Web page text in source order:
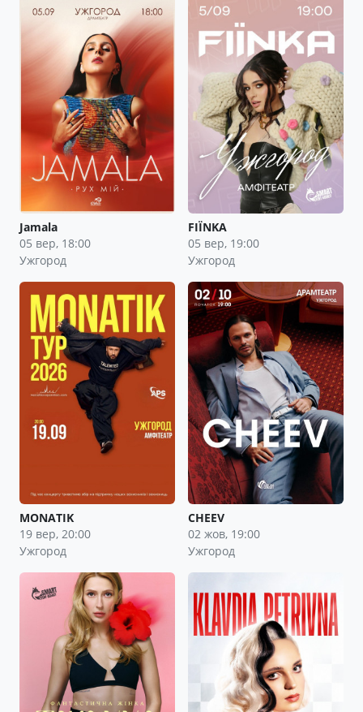
Jamala
05 вер, 18:00
Ужгород
FIЇNKA
05 вер, 19:00
Ужгород
MONATIK
19 вер, 20:00
Ужгород
CHEEV
02 жов, 19:00
Ужгород